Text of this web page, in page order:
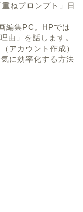
ねプロンプト」日
編集PC。HPでは
由」を話します。
アカウント作成）
に効率化する方法